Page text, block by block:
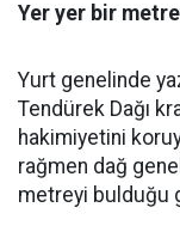
Yer yer bir
Yurt genelinde
Tendürek Dağı
hakimiyetini
rağmen dağ
metreyi bulduğu